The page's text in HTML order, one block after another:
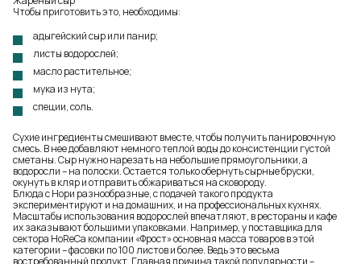
Чтобы приготовить это, необходимы:
адыгейский сыр или панир;
листы водорослей;
масло растительное;
мука из нута;
специи, соль.
Сухие ингредиенты смешивают вместе, чтобы получить панировочную
смесь. В нее добавляют немного теплой воды до консистенции густой
сметаны. Сыр нужно нарезать на небольшие прямоугольники, а
водоросли – на полоски. Остается только обернуть сырные бруски,
окунуть в кляр и отправить обжариваться на сковороду.
Блюда с Нори разнообразные, с подачей такого продукта
экспериментируют и на домашних, и на профессиональных кухнях.
Масштабы использования водорослей впечатляют, в рестораны и кафе
их заказывают большими упаковками. Например, у поставщика для
сектора HoReCa компании «Фрост» основная масса товаров в этой
категории – фасовки по 100 листови более. Ведь это весьма
востребованный продукт. Главная причина такой популярности –